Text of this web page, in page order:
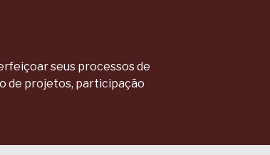
seus processos de
de projetos, participação